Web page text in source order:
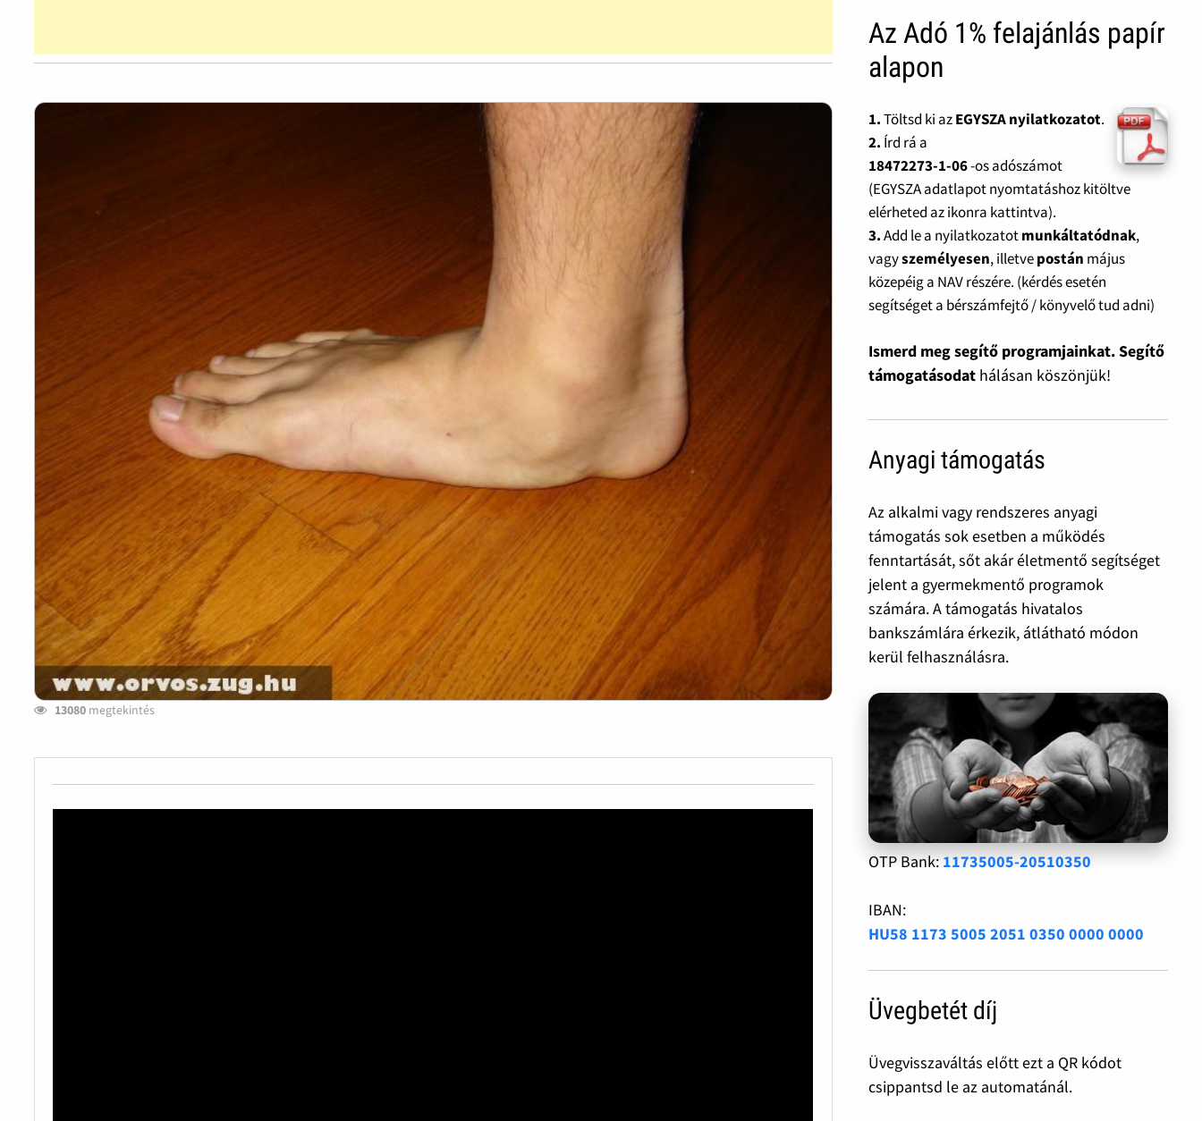
13080 megtekintés
Az Adó 1% felajánlás papír
alapon
1.Töltsd ki azEGYSZA nyilatkozatot.
2. Írd rá a
18472273-1-06-os adószámot
(EGYSZA adatlapot nyomtatáshoz kitöltve
elérheted az ikonra kattintva).
3.Add le a nyilatkozatotmunkáltatódnak,
vagyszemélyesen, illetvepostán május
közepéig a NAV részére. (kérdés esetén
segítséget a bérszámfejtő / könyvelő tud adni)
Ismerd meg segítő programjainkat. Segítő
támogatásodat hálásan köszönjük!
Anyagi támogatás
Az alkalmi vagy rendszeres anyagi
támogatás sok esetben a működés
fenntartását, sőt akár életmentő segítséget
jelent a gyermekmentő programok
számára. A támogatás hivatalos
bankszámlára érkezik, átlátható módon
kerül felhasználásra.
OTP Bank: 11735005-20510350
IBAN:
HU58 1173 5005 2051 0350 0000 0000
Üvegbetét díj
Üvegvisszaváltás előtt ezt a QR kódot
csippantsd le az automatánál.